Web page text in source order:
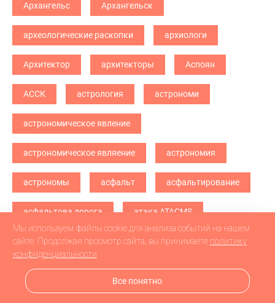
Архангельс Архангельск
археологические раскопки архиологи
Архитектор архитекторы Аспоян
АССК астрология астрономи
астрономическое явление
астрономическое являение астрономия
астрономы асфальт асфальтирование
асфальтова дорога атака ATACMS
атака БПЛА атака дронв атака дронов
атака дронов БПЛА атака дронов\
Мы используем файлы cookie для анализа событий на нашем
сайте. Продолжая просмотр сайта, вы принимаете политику
конфиденциальности
Все понятно